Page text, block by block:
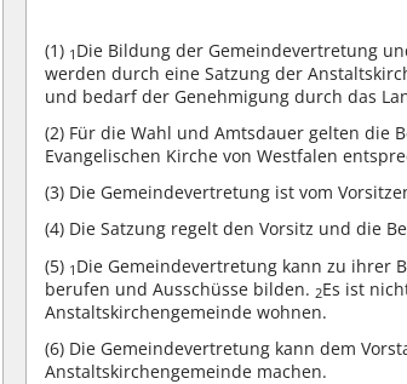
(1) 1 Die Bildung der Gemeindevertretung
werden durch eine Satzung der
und bedarf der Genehmigung durch das
(2) Für die Wahl und Amtsdauer gelten die
Evangelischen Kirche von Westfalen
(3) Die Gemeindevertretung ist vom
(4) Die Satzung regelt den Vorsitz und die
(5) 1 Die Gemeindevertretung kann zu ihrer
berufen und Ausschüsse bilden. 2Es ist
Anstaltskirchengemeinde wohnen.
(6) Die Gemeindevertretung kann dem
Anstaltskirchengemeinde machen.